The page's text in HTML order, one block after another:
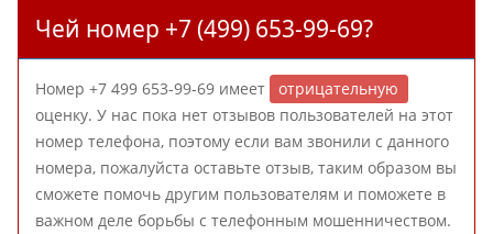
Чей номер +7 (499) 653-99-69?
Номер +7 499 653-99-69 имеет
отрицательную
оценку. У нас пока нет отзывов пользователей на этот
номер телефона, поэтому если вам звонили с данного
номера, пожалуйста оставьте отзыв, таким образом вы
сможете помочь другим пользователям и поможете в
важном деле борьбы с телефонным мошенничеством.